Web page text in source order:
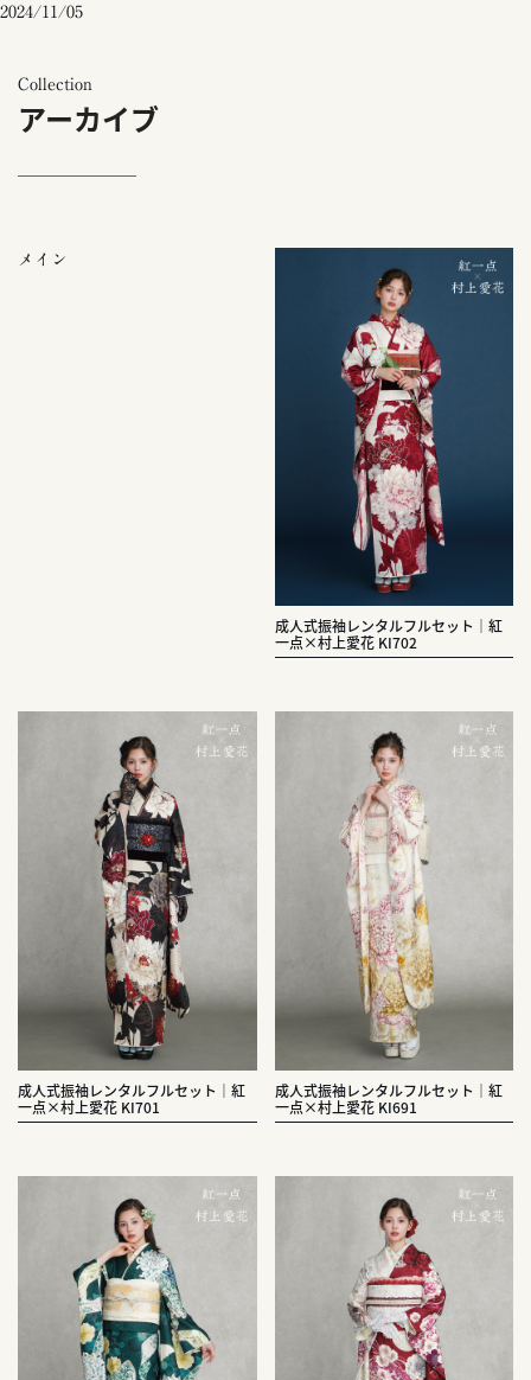
2024/11/05
Collection
アーカイブ
メイン
成人式振袖レンタルフルセット｜紅
一点×村上愛花 KI702
成人式振袖レンタルフルセット｜紅
一点×村上愛花 KI701
成人式振袖レンタルフルセット｜紅
一点×村上愛花 KI691